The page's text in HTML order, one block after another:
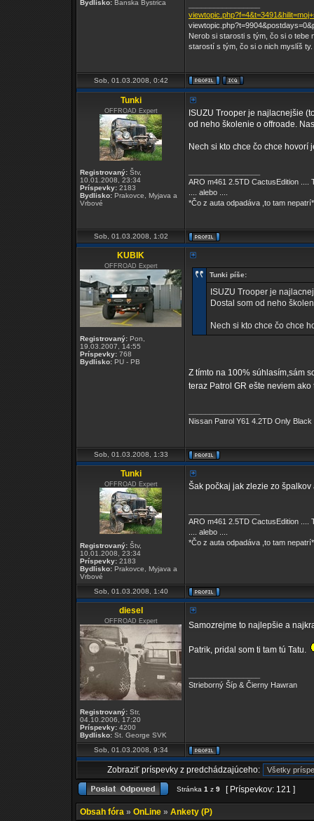
Bydlisko: Banska Bystrica
Nerob si starosti s tým, čo si o tebe
starostí s tým, čo si o nich myslíš ty.
Sob, 01.03.2008, 0:42
Tunki
OFFROAD Expert
Registrovaný: Štv,
10.01.2008, 23:34
Príspevky: 2183
Bydlisko: Prakovce, Myjava a
Vrbové
ISUZU Trooper je najlacnejšie
od neho školenie o offroade.
Nech si kto chce čo chce hovorí
ARO m461 2.5TD CactusEdition ....
.... alebo ....
*Čo z auta odpadáva ,to tam nepatrí*
Sob, 01.03.2008, 1:02
KUBIK
OFFROAD Expert
Registrovaný: Pon,
19.03.2007, 14:55
Príspevky: 768
Bydlisko: PU - PB
Tunki píše:
ISUZU Trooper je
Dostal som od neho
Nech si kto chce čo chce
Z tímto na 100% súhlasím,sám
teraz Patrol GR ešte neviem
Nissan Patrol Y61 4.2TD Only Black
Sob, 01.03.2008, 1:33
Tunki
OFFROAD Expert
Registrovaný: Štv,
10.01.2008, 23:34
Príspevky: 2183
Bydlisko: Prakovce, Myjava a
Vrbové
Šak počkaj jak zlezie zo
ARO m461 2.5TD CactusEdition ....
.... alebo ....
*Čo z auta odpadáva ,to tam nepatrí*
Sob, 01.03.2008, 1:40
diesel
OFFROAD Expert
Registrovaný: Str,
04.10.2006, 17:20
Príspevky: 4200
Bydlisko: St. George SVK
Samozrejme to najlepšie a
Patrik, pridal som ti tam tú Tatu.
Strieborný Šíp & Čierny Hawran
Sob, 01.03.2008, 9:34
Zobraziť príspevky z predchádzajúceho:
Stránka 1 z 9 [ Príspevkov: 121 ]
Obsah fóra » OnLine » Ankety (P)